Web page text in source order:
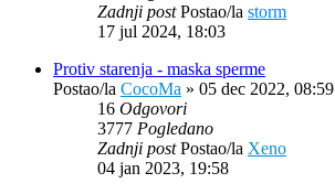
Zadnji postPostao/la storm
17 jul 2024, 18:03
Protiv starenja - maska sperme
Postao/la CocoMa » 05 dec 2022, 08:59
16 Odgovori
3777 Pogledano
Zadnji postPostao/la Xeno
04 jan 2023, 19:58